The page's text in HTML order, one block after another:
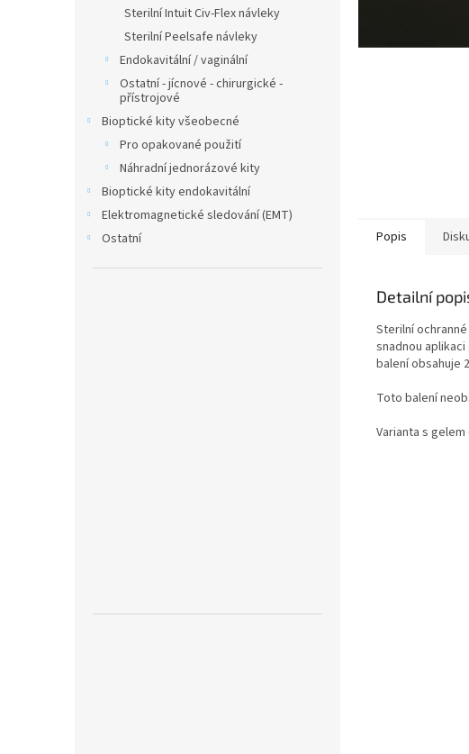
Sterilní Intuit Civ-Flex návleky
Sterilní Peelsafe návleky
Endokavitální / vaginální
Ostatní - jícnové - chirurgické -
přístrojové
Bioptické kity všeobecné
Pro opakované použití
Náhradní jednorázové kity
Bioptické kity endokavitální
Elektromagnetické sledování (EMT)
Ostatní
Popis
Detailní
Sterilní
snadnou
balení obsahuje
Toto balení
Varianta s